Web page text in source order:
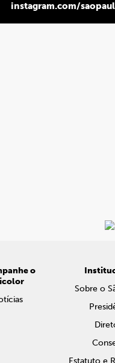
instagram.com/
o
Sobre o
Estatuto e